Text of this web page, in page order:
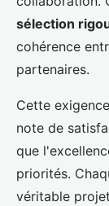
sélection
cohérence
partenaires.
Cette
note de
que
priorités.
véritable